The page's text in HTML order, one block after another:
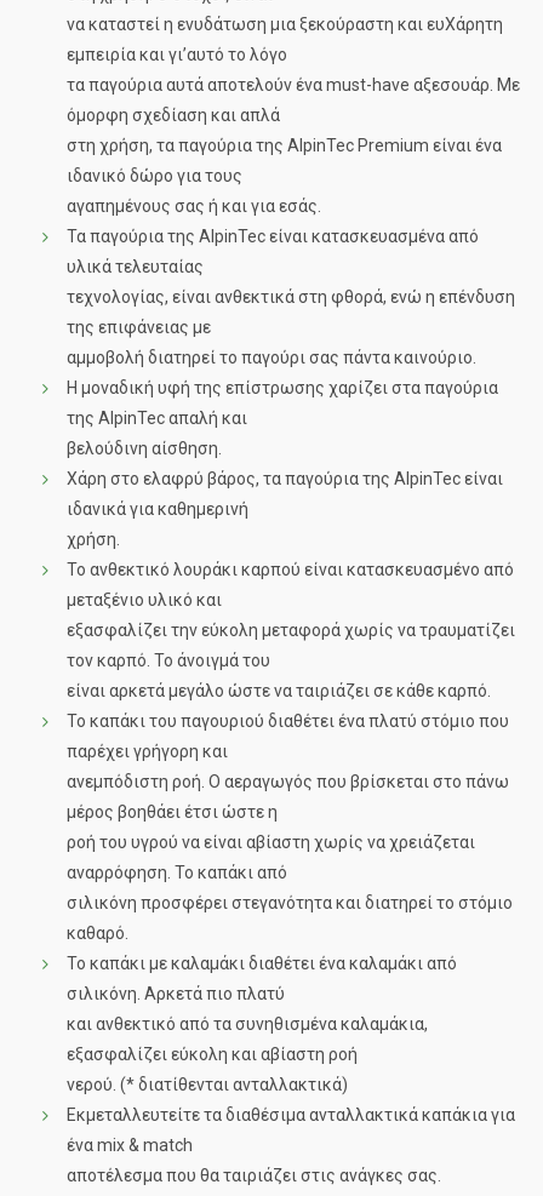
να καταστεί η ενυδάτωση μια ξεκούραστη και ευΧάρητη
εμπειρία και γι’αυτό το λόγο
τα παγούρια αυτά αποτελούν ένα must-have αξεσουάρ. Με
όμορφη σχεδίαση και απλά
στη χρήση, τα παγούρια της AlpinTec Premium είναι ένα
ιδανικό δώρο για τους
αγαπημένους σας ή και για εσάς.
Τα παγούρια της AlpinTec είναι κατασκευασμένα από
υλικά τελευταίας
τεχνολογίας, είναι ανθεκτικά στη φθορά, ενώ η επένδυση
της επιφάνειας με
αμμοβολή διατηρεί το παγούρι σας πάντα καινούριο.
Η μοναδική υφή της επίστρωσης χαρίζει στα παγούρια
της AlpinTec απαλή και
βελούδινη αίσθηση.
Χάρη στο ελαφρύ βάρος, τα παγούρια της AlpinTec είναι
ιδανικά για καθημερινή
χρήση.
To ανθεκτικό λουράκι καρπού είναι κατασκευασμένο από
μεταξένιο υλικό και
εξασφαλίζει την εύκολη μεταφορά χωρίς να τραυματίζει
τον καρπό. Το άνοιγμά του
είναι αρκετά μεγάλο ώστε να ταιριάζει σε κάθε καρπό.
Το καπάκι του παγουριού διαθέτει ένα πλατύ στόμιο που
παρέχει γρήγορη και
ανεμπόδιστη ροή. O αεραγωγός που βρίσκεται στο πάνω
μέρος βοηθάει έτσι ώστε η
ροή του υγρού να είναι αβίαστη χωρίς να χρειάζεται
αναρρόφηση. Το καπάκι από
σιλικόνη προσφέρει στεγανότητα και διατηρεί το στόμιο
καθαρό.
Το καπάκι με καλαμάκι διαθέτει ένα καλαμάκι από
σιλικόνη. Αρκετά πιο πλατύ
και ανθεκτικό από τα συνηθισμένα καλαμάκια,
εξασφαλίζει εύκολη και αβίαστη ροή
νερού. (* διατίθενται ανταλλακτικά)
Εκμεταλλευτείτε τα διαθέσιμα ανταλλακτικά καπάκια για
ένα mix & match
αποτέλεσμα που θα ταιριάζει στις ανάγκες σας.